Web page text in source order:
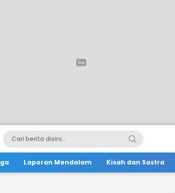
Laporan Mendalam Kisah dan Sastra